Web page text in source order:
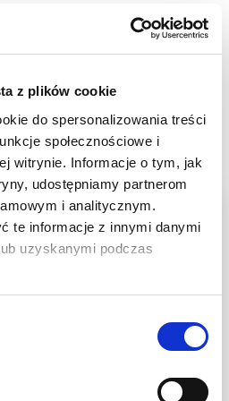
z plików cookie
do spersonalizowania treści
społecznościowe i
witrynie. Informacje o tym, jak
udostępniamy partnerom
i analitycznym.
te informacje z innymi danymi
uzyskanymi podczas
LG
uprawy rzepaku
jest właściwe
do terminu siewu. Przy
się wysiew 35–40 nasion na
siewu
terminie norma
nasion na metr kwadratowy.
siewu warto zwiększyć
na metr kwadratowy, aby
rozwój roślin.